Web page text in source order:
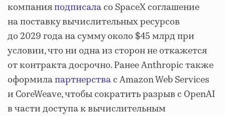
компанияподписаласо SpaceX соглашение
на поставку вычислительных ресурсов
до 2029 года на сумму около $45 млрд при
условии, что ни одна из сторон не откажется
от контракта досрочно. Ранее Anthropic также
оформилапартнерствас Amazon Web Services
и CoreWeave, чтобы сократить разрыв с OpenAI
в части доступа к вычислительным